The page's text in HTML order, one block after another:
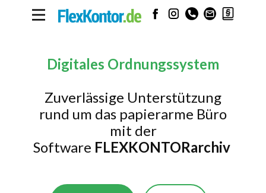
Digitales Ordnungssystem
Zuverlässige Unterstützung
rund um das papierarme Büro
mit der
Software FLEXKONTORarchiv